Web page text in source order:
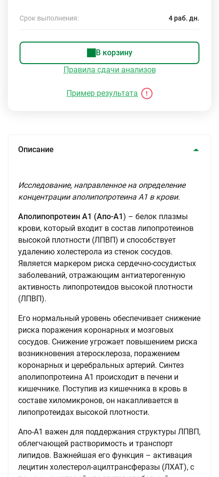
Срок выполнения: 4 раб. дн.
В корзину
Правила сдачи анализов
Пример результата
Описание
Исследование, направленное на определение
концентрации аполипопротеина А1 в крови.
Аполипопротеин А1 (Апо-А1) – белок плазмы
крови, который входит в состав липопротеинов
высокой плотности (ЛПВП) и способствует
удалению холестерола из стенок сосудов.
Является маркером риска сердечно-сосудистых
заболеваний, отражающим антиатерогенную
активность липопротеидов высокой плотности
(ЛПВП).
Его нормальный уровень обеспечивает снижение
риска поражения коронарных и мозговых
сосудов. Снижение угрожает повышением риска
возникновения атеросклероза, поражением
коронарных и церебральных артерий. Синтез
аполипопротеина А1 происходит в печени и
кишечнике. Поступив из кишечника в кровь в
составе хиломикронов, он накапливается в
липопротеидах высокой плотности.
Апо-А1 важен для поддержания структуры ЛПВП,
облегчающей растворимость и транспорт
липидов. Важнейшая его функция – активация
лецитин холестерол-ацилтрансферазы (ЛХАТ), с